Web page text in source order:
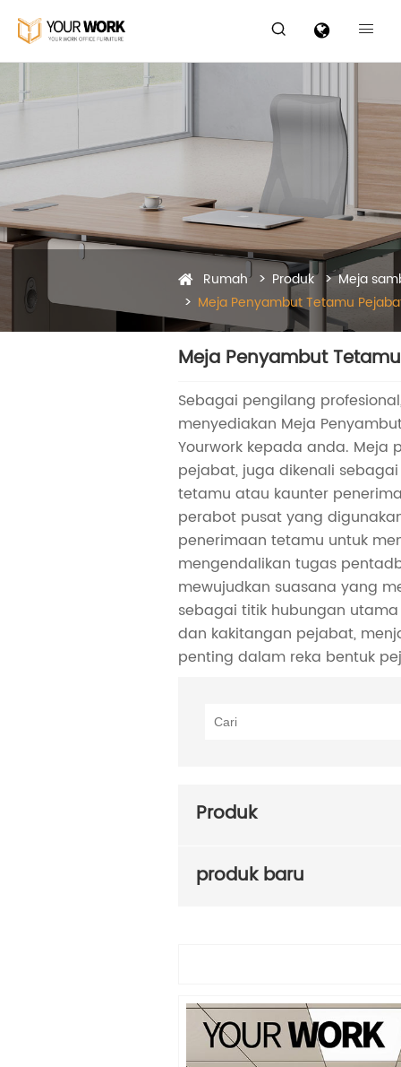
 
Rumah Produk
Meja
Meja Penyambut Tetamu
Meja Penyambut
Sebagai pengilang
menyediakan Meja
Yourwork kepada anda. Meja
pejabat, juga dikenali
tetamu atau kaunter
perabot pusat yang
penerimaan tetamu untuk
mengendalikan tugas
mewujudkan suasana yang
sebagai titik hubungan
dan kakitangan pejabat,
penting dalam reka bentuk
Produk
produk baru